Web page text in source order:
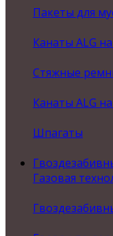
Пакеты для
Канаты ALG
Стяжные
Канаты ALG
Шпагаты
Газовая